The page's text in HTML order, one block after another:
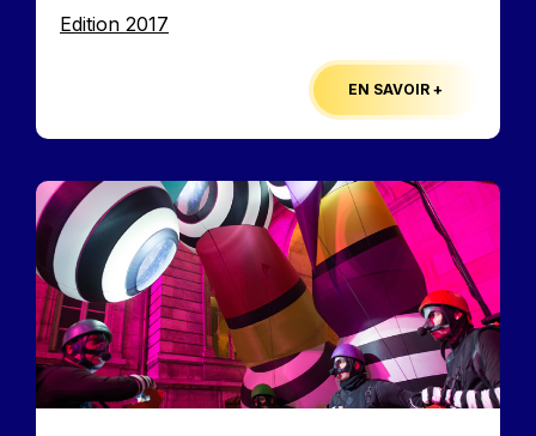
Edition
Edition 2017
EN SAVOIR +
Image